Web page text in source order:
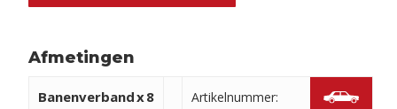
Afmetingen
Banenverbandx8
Artikelnummer: